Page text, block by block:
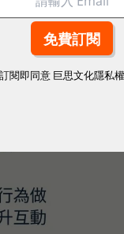
訂閱即同意 巨思文化隱私